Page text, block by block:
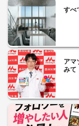
すべ
アマ
みて